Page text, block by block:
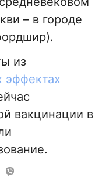
– в городе
из
эффектах
вакцинации в